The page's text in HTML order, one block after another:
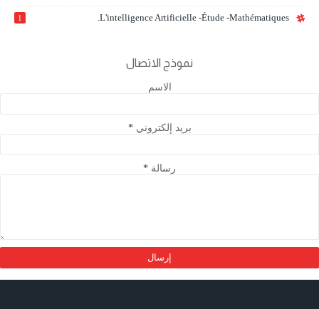
L'intelligence Artificielle -étude -mathématiques.
1
نموذج الاتصال
الاسم
بريد إلكتروني*
رسالة *